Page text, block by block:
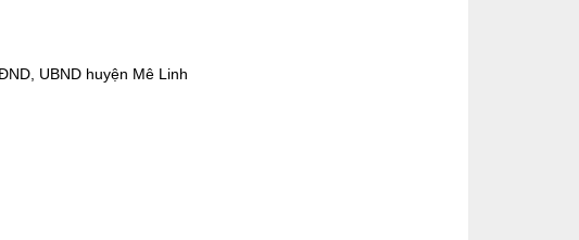
UBND huyện Mê Linh